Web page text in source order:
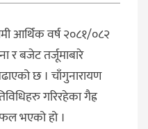
आर्थिक वर्ष २०८१/०८२
र बजेट तर्जूमाबारे
छ । चाँगुनारायण
गरिरहेका गैह्र
भएको हो ।